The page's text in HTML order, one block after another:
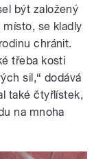
být založený
se kladly
chránit.
třeba kosti
sil,“ dodává
také čtyřlístek,
na mnoha